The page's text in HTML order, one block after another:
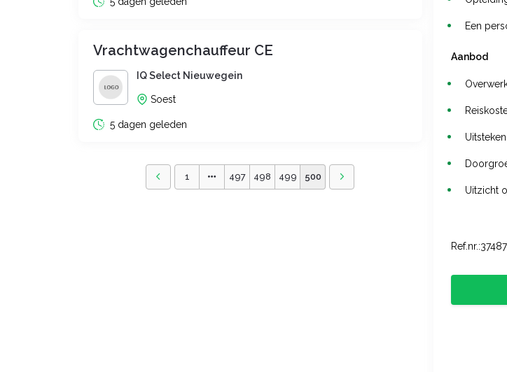
Vrachtwagenchauffeur CE
IQ Select Nieuwegein
Soest
5 dagen geleden
1 497 498 499 500
Een
Aanbod
Uitzicht